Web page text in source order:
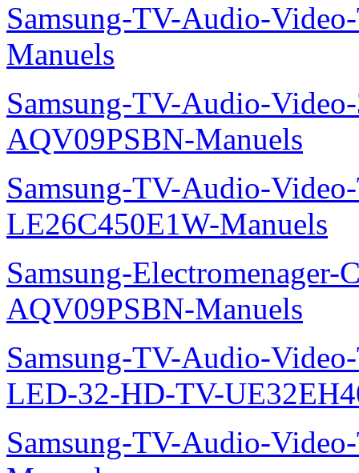
Samsung-TV-Audio-
Manuels
Samsung-TV-Audio-
AQV09PSBN-Manuels
Samsung-TV-Audio-
LE26C450E1W-Manuels
Samsung-
AQV09PSBN-Manuels
Samsung-TV-Audio-
LED-32-HD-TV-
Samsung-TV-Audio-